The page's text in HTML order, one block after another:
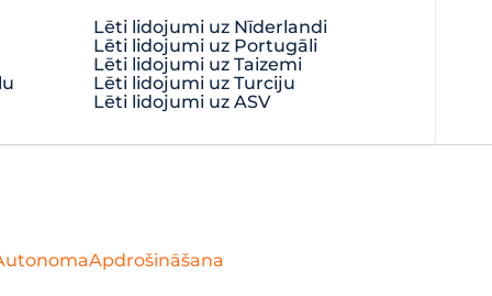
Lēti lidojumi uz Nīderlandi
Lēti lidojumi uz Portugāli
Lēti lidojumi uz Taizemi
Lēti lidojumi uz Turciju
Lēti lidojumi uz ASV
Apdrošināšana